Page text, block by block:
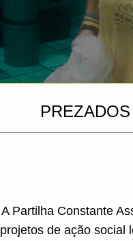
A Partilha Constante
projetos de ação social